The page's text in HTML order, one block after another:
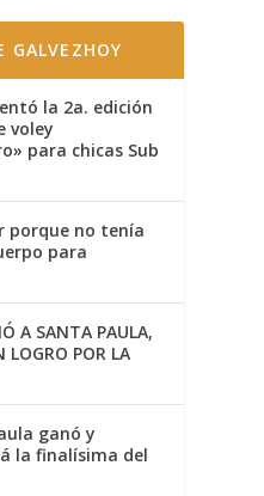
GALVEZHOY
la 2a. edición
voley
para chicas Sub
porque no tenía
para
A SANTA PAULA,
LOGRO POR LA
ganó y
la finalísima del